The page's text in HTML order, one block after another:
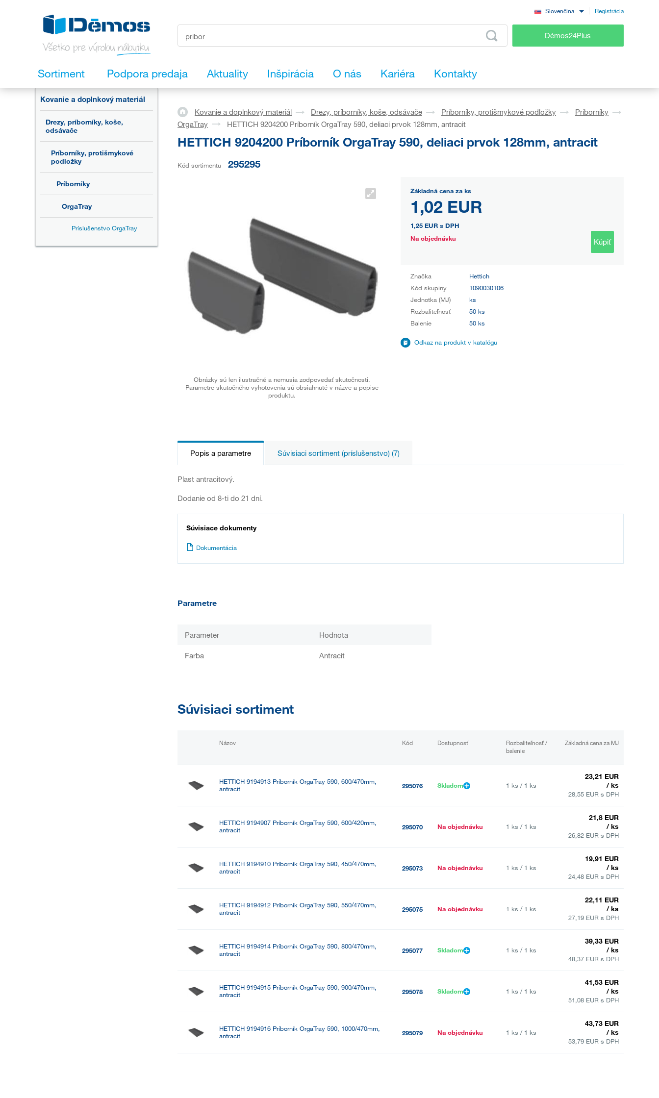
Slovenčina Registrácia
Démos24Plus
Sortiment Podpora predaja Aktuality Inšpirácia O nás Kariéra Kontakty
Kovanie a doplnkový materiál
Drezy, príborníky, koše,
odsávače
Príborníky, protišmykové
podložky
Príborníky
OrgaTray
Príslušenstvo OrgaTray
Kovanie a doplnkový materiál Drezy, príborníky, koše, odsávače Príborníky, protišmykové podložky
Príborníky
OrgaTray
HETTICH 9204200 Príborník OrgaTray 590, deliaci prvok 128mm, antracit
HETTICH 9204200 Príborník OrgaTray 590, deliaci prvok 128mm, antracit
Kód sortimentu 295295
Obrázky sú len ilustračné a nemusia zodpovedať skutočnosti.
Parametre skutočného vyhotovenia sú obsiahnuté v názve a popise
produktu.
Základná cena za ks
1,02 EUR
1,25 EUR s DPH
Na objednávku
Kúpiť
Značka
Hettich
Kód skupiny
1090030106
Jednotka (MJ)
ks
Rozbaliteľnosť
50 ks
Balenie
50 ks
Odkaz na produkt v katalógu
Popis a parametre Súvisiaci sortiment (príslušenstvo) (7)
Plast antracitový.
Dodanie od 8-ti do 21 dní.
Súvisiace dokumenty
Dokumentácia
Parametre
Parameter Hodnota
Farba Antracit
Súvisiaci sortiment
Názov Kód Dostupnosť
Rozbaliteľnosť /
balenie
Základná cena za MJ
HETTICH 9194913 Príborník OrgaTray 590, 600/470mm,
antracit
295076 Skladom 1 ks / 1 ks
23,21 EUR
/ ks
28,55 EUR s DPH
HETTICH 9194907 Príborník OrgaTray 590, 600/420mm,
antracit
295070 Na objednávku 1 ks / 1 ks
21,8 EUR
/ ks
26,82 EUR s DPH
HETTICH 9194910 Príborník OrgaTray 590, 450/470mm,
antracit
295073 Na objednávku 1 ks / 1 ks
19,91 EUR
/ ks
24,48 EUR s DPH
HETTICH 9194912 Príborník OrgaTray 590, 550/470mm,
antracit
295075 Na objednávku 1 ks / 1 ks
22,11 EUR
/ ks
27,19 EUR s DPH
HETTICH 9194914 Príborník OrgaTray 590, 800/470mm,
antracit
295077 Skladom 1 ks / 1 ks
39,33 EUR
/ ks
48,37 EUR s DPH
HETTICH 9194915 Príborník OrgaTray 590, 900/470mm,
antracit
295078 Skladom 1 ks / 1 ks
41,53 EUR
/ ks
51,08 EUR s DPH
HETTICH 9194916 Príborník OrgaTray 590, 1000/470mm,
antracit
295079 Na objednávku 1 ks / 1 ks
43,73 EUR
/ ks
53,79 EUR s DPH